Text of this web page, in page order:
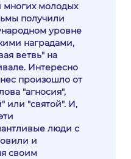
многих молодых
получили
уровне
наградами,
ветвь" на
Интересно
произошло от
"агносия",
или "святой". И,
люди с
и
своим